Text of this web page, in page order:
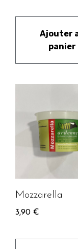
Ajouter
panier
Mozzarella
3,90 €